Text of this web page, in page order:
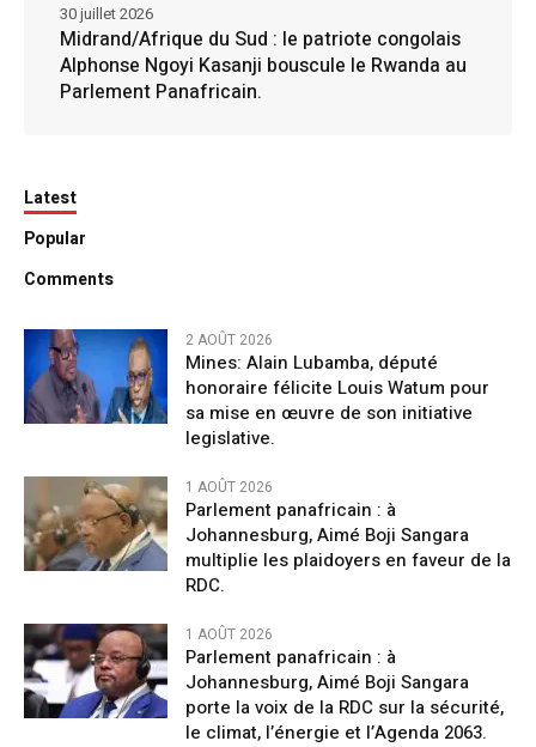
Midrand/Afrique du Sud : le patriote congolais
Alphonse Ngoyi Kasanji bouscule le Rwanda au
Parlement Panafricain.
30 juillet 2026
Latest
Popular
Comments
2 AOÛT 2026
Mines: Alain Lubamba, député
honoraire félicite Louis Watum pour
sa mise en œuvre de son initiative
legislative.
1 AOÛT 2026
Parlement panafricain : à
Johannesburg, Aimé Boji Sangara
multiplie les plaidoyers en faveur de la
RDC.
1 AOÛT 2026
Parlement panafricain : à
Johannesburg, Aimé Boji Sangara
porte la voix de la RDC sur la sécurité,
le climat, l’énergie et l’Agenda 2063.